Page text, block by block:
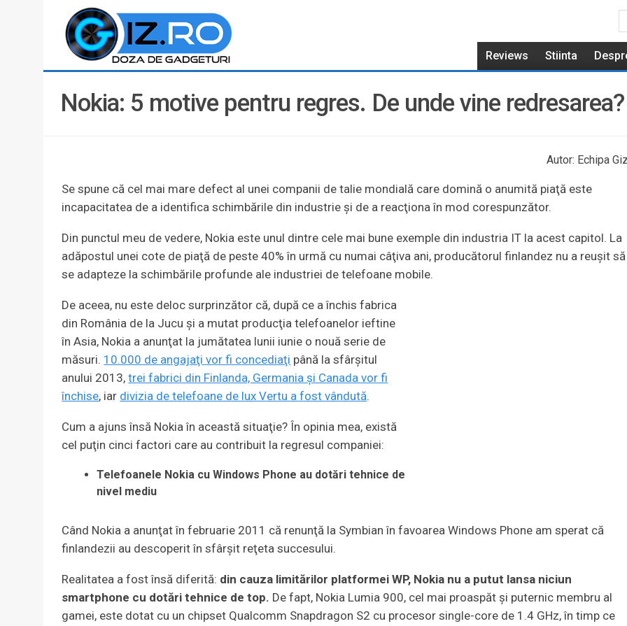
Reviews Stiinta
Nokia: 5 motive pentru regres. De unde vine redresarea?
Autor: Echipa
Se spune că cel mai mare defect al unei companii de talie mondială care domină o anumită piaţă este
incapacitatea de a identifica schimbările din industrie şi de a reacţiona în mod corespunzător.
Din punctul meu de vedere, Nokia este unul dintre cele mai bune exemple din industria IT la acest capitol. La
adăpostul unei cote de piaţă de peste 40% în urmă cu numai câţiva ani, producătorul finlandez nu a reuşit să
se adapteze la schimbările profunde ale industriei de telefoane mobile.
De aceea, nu este deloc surprinzător că, după ce a închis fabrica
din România de la Jucu şi a mutat producţia telefoanelor ieftine
în Asia, Nokia a anunţat la jumătatea lunii iunie o nouă serie de
măsuri. 10.000 de angajaţi vor fi concediaţi până la sfârşitul
anului 2013,trei fabrici din Finlanda, Germania şi Canada vor fi
închise, iar divizia de telefoane de lux Vertu a fost vândută.
Cum a ajuns însă Nokia în această situaţie? În opinia mea, există
cel puţin cinci factori care au contribuit la regresul companiei:
Telefoanele Nokia cu Windows Phone au dotări tehnice de
nivel mediu
Când Nokia a anunţat în februarie 2011 că renunţă la Symbian în favoarea Windows Phone am sperat că
finlandezii au descoperit în sfârşit reţeta succesului.
Realitatea a fost însă diferită: din cauza limitărilor platformei WP, Nokia nu a putut lansa niciun
smartphone cu dotări tehnice de top. De fapt, Nokia Lumia 900, cel mai proaspăt şi puternic membru al
gamei, este dotat cu un chipset Qualcomm Snapdragon S2 cu procesor single-core de 1.4 GHz, în timp ce